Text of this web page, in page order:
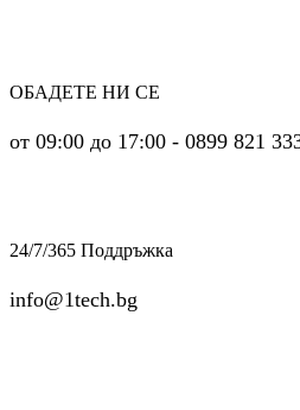
ОБАДЕТЕ НИ СЕ
от 09:00 до 17:00 - 0899 821
24/7/365 Поддръжка
info@1tech.bg